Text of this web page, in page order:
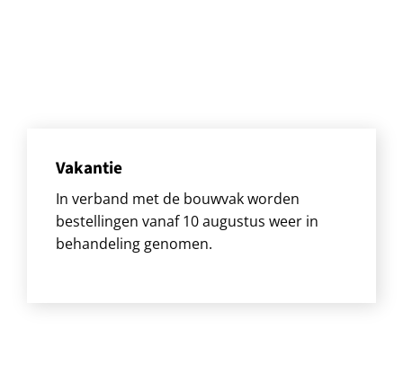
Vakantie
In verband met de bouwvak worden
bestellingen vanaf 10 augustus weer in
behandeling genomen.